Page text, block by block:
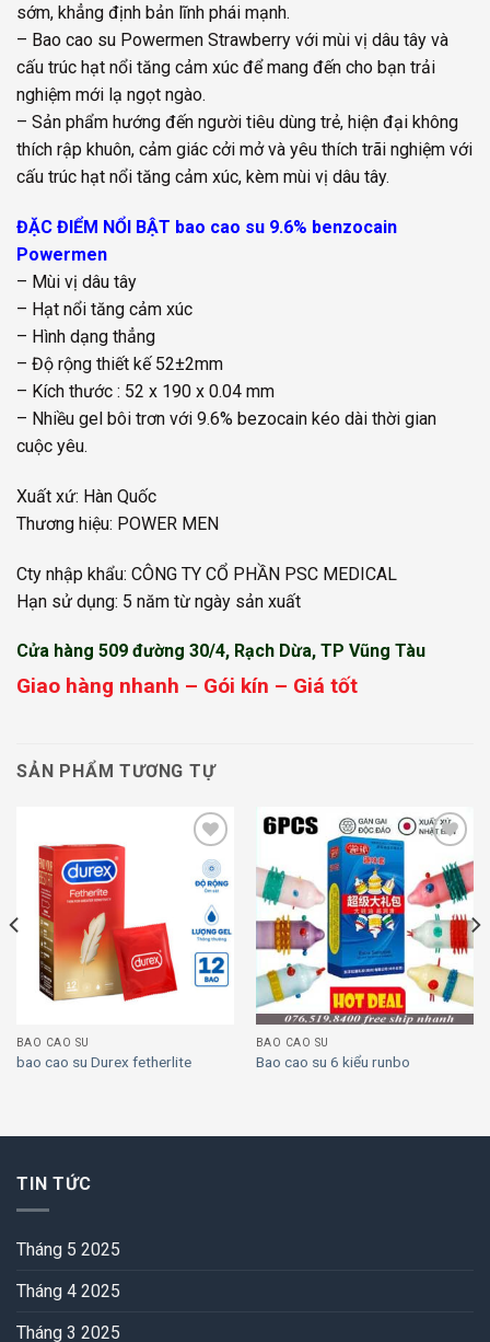
sớm, khẳng định bản lĩnh phái mạnh.
– Bao cao su Powermen Strawberry với mùi vị dâu tây và
cấu trúc hạt nổi tăng cảm xúc để mang đến cho bạn trải
nghiệm mới lạ ngọt ngào.
– Sản phẩm hướng đến người tiêu dùng trẻ, hiện đại không
thích rập khuôn, cảm giác cởi mở và yêu thích trãi nghiệm với
cấu trúc hạt nổi tăng cảm xúc, kèm mùi vị dâu tây.
ĐẶC ĐIỂM NỔI BẬT bao cao su 9.6% benzocain
Powermen
– Mùi vị dâu tây
– Hạt nổi tăng cảm xúc
– Hình dạng thẳng
– Độ rộng thiết kế 52±2mm
– Kích thước : 52 x 190 x 0.04 mm
– Nhiều gel bôi trơn với 9.6% bezocain kéo dài thời gian
cuộc yêu.
Xuất xứ: Hàn Quốc
Thương hiệu: POWER MEN
Cty nhập khẩu: CÔNG TY CỔ PHẦN PSC MEDICAL
Hạn sử dụng: 5 năm từ ngày sản xuất
Cửa hàng 509 đường 30/4, Rạch Dừa, TP Vũng Tàu
Giao hàng nhanh – Gói kín – Giá tốt
SẢN PHẨM TƯƠNG TỰ
wishlist
BAO CAO SU
bao cao su Durex fetherlite
Add to
wishlist
BAO CAO SU
Bao cao su 6 kiểu runbo
TIN TỨC
Tháng 5 2025
Tháng 4 2025
Tháng 3 2025